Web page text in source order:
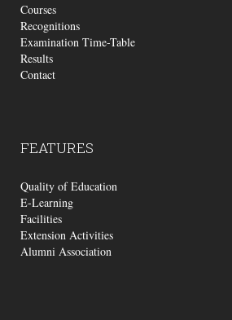
Courses
Recognitions
Examination Time-Table
Results
Contact
FEATURES
Quality of Education
E-Learning
Facilities
Extension Activities
Alumni Association